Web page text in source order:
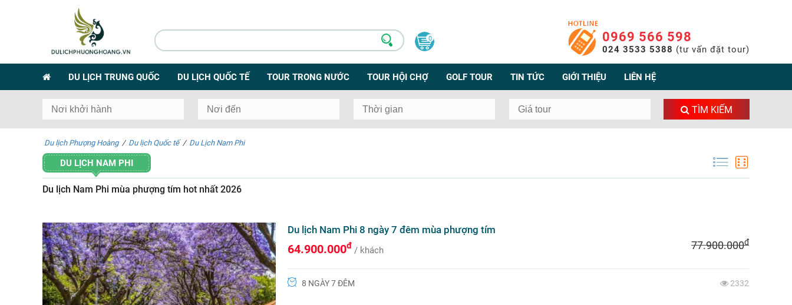
0 0969 566 598
024 3533 5388 (tư vấn đặt tour)
DU LỊCH TRUNG QUỐC DU LỊCH QUỐC TẾ TOUR TRONG NƯỚC TOUR HỘI CHỢ GOLF TOUR TIN TỨC GIỚI THIỆU LIÊN HỆ
TÌM KIẾM
Du lịch Phượng Hoàng / Du lịch Quốc tế / Du Lịch Nam Phi
DU LỊCH NAM PHI
Du lịch Nam Phi mùa phượng tím hot nhất 2026
Du lịch Nam Phi 8 ngày 7 đêm mùa phượng tím
64.900.000đ / khách 77.900.000đ
8 NGÀY 7 ĐÊM 2332